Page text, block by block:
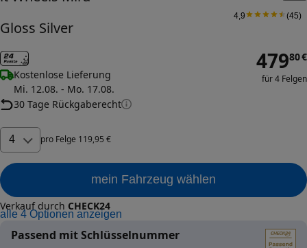
Gloss Silver
4,9 (45)
Kostenlose Lieferung
Mi. 12.08. - Mo. 17.08.
30 Tage Rückgaberecht
47980€
für 4 Felgen
4 pro Felge 119,95 €
mein Fahrzeug wählen
Verkauf durch CHECK24
alle 4 Optionen anzeigen
Passend mit Schlüsselnummer